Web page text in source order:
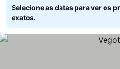
Selecione as datas para ver os
exatos.